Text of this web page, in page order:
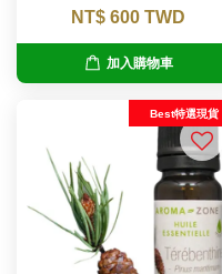
NT$ 600 TWD
加入購物車
Best特選現貨